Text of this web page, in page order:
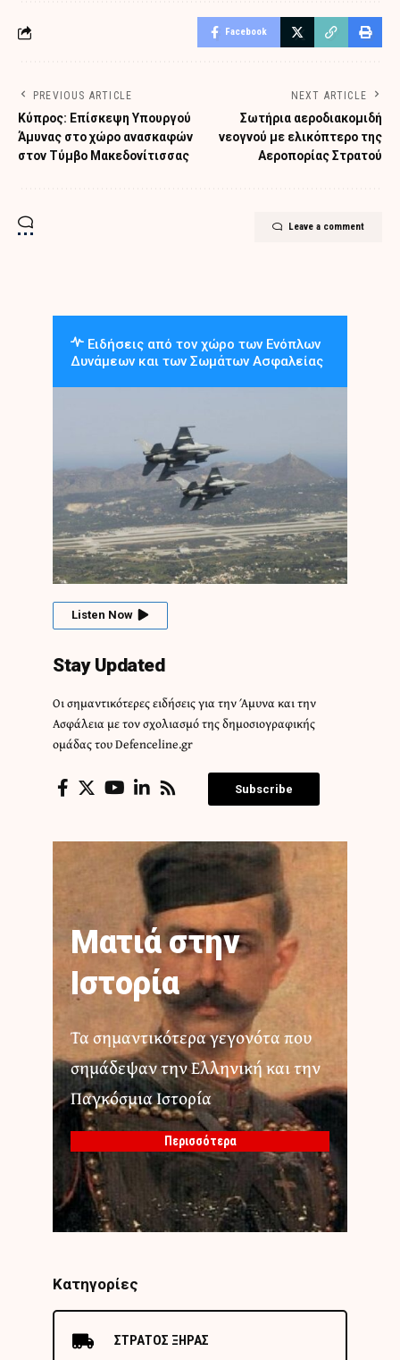
Facebook
PREVIOUS ARTICLE
Κύπρος: Επίσκεψη Υπουργού
Άμυνας στο χώρο ανασκαφών
στον Τύμβο Μακεδονίτισσας
NEXT ARTICLE
Σωτήρια αεροδιακομιδή
νεογνού με ελικόπτερο της
Αεροπορίας Στρατού
Leave a comment
Ειδήσεις από τον χώρο των Ενόπλων
Δυνάμεων και των Σωμάτων Ασφαλείας
Listen Now
Stay Updated
Οι σημαντικότερες ειδήσεις για την Άμυνα και την
Ασφάλεια με τον σχολιασμό της δημοσιογραφικής
ομάδας του Defenceline.gr
Subscribe
Ματιά στην
Ιστορία
Τα σημαντικότερα γεγονότα που
σημάδεψαν την Ελληνική και την
Παγκόσμια Ιστορία
Περισσότερα
Κατηγορίες
ΣΤΡΑΤΟΣ ΞΗΡΑΣ